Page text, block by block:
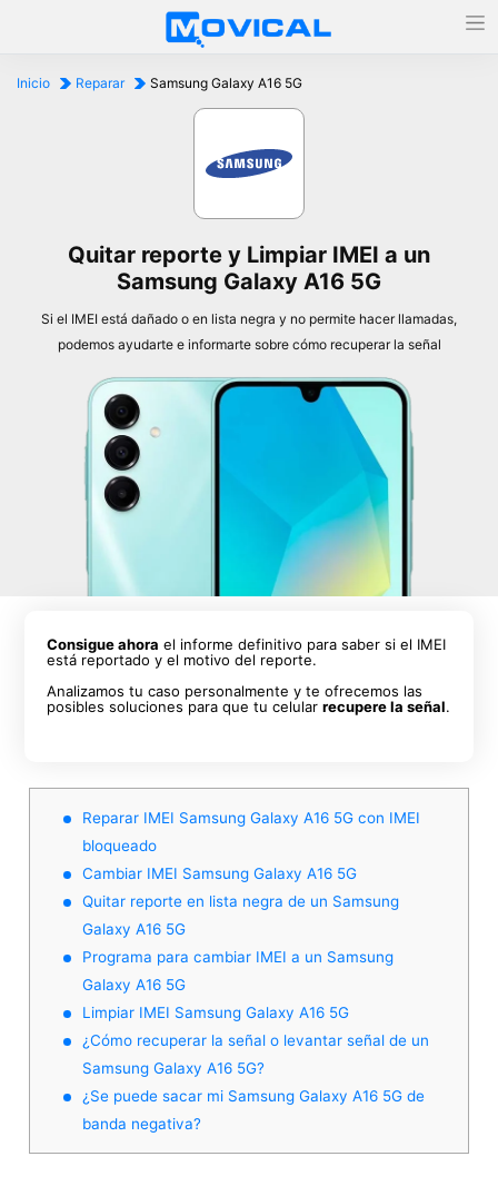
Inicio Reparar Samsung Galaxy A16 5G
Quitar reporte y Limpiar IMEI a un
Samsung Galaxy A16 5G
Si el IMEI está dañado o en lista negra y no permite hacer llamadas,
podemos ayudarte e informarte sobre cómo recuperar la señal
Consigue ahora el informe definitivo para saber si el IMEI
está reportado y el motivo del reporte.
Analizamos tu caso personalmente y te ofrecemos las
posibles soluciones para que tu celularrecupere la señal.
Reparar IMEI Samsung Galaxy A16 5G con IMEI
bloqueado
Cambiar IMEI Samsung Galaxy A16 5G
Quitar reporte en lista negra de un Samsung
Galaxy A16 5G
Programa para cambiar IMEI a un Samsung
Galaxy A16 5G
Limpiar IMEI Samsung Galaxy A16 5G
¿Cómo recuperar la señal o levantar señal de un
Samsung Galaxy A16 5G?
¿Se puede sacar mi Samsung Galaxy A16 5G de
banda negativa?